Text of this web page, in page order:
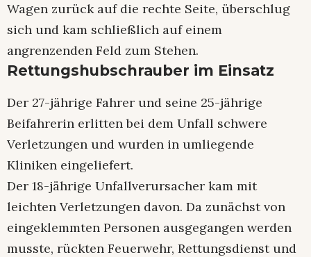
Wagen zurück auf die rechte Seite, überschlug
sich und kam schließlich auf einem
angrenzenden Feld zum Stehen.
Rettungshubschrauber im Einsatz
Der 27-jährige Fahrer und seine 25-jährige
Beifahrerin erlitten bei dem Unfall schwere
Verletzungen und wurden in umliegende
Kliniken eingeliefert.
Der 18-jährige Unfallverursacher kam mit
leichten Verletzungen davon. Da zunächst von
eingeklemmten Personen ausgegangen werden
musste, rückten Feuerwehr, Rettungsdienst und